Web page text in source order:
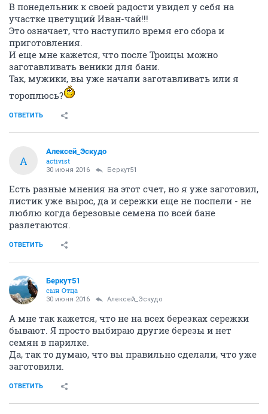
В понедельник к своей радости увидел у себя на
участке цветущий Иван-чай!!!
Это означает, что наступило время его сбора и
приготовления.
И еще мне кажется, что после Троицы можно
заготавливать веники для бани.
Так, мужики, вы уже начали заготавливать или я
тороплюсь?
ОТВЕТИТЬ
А
Алексей_Эскудо
activist
30 июня 2016 Беркут51
Есть разные мнения на этот счет, но я уже заготовил,
листик уже вырос, да и сережки еще не поспели - не
люблю когда березовые семена по всей бане
разлетаются.
ОТВЕТИТЬ
Беркут51
сын Отца
30 июня 2016 Алексей_Эскудо
А мне так кажется, что не на всех березках сережки
бывают. Я просто выбираю другие березы и нет
семян в парилке.
Да, так то думаю, что вы правильно сделали, что уже
заготовили.
ОТВЕТИТЬ